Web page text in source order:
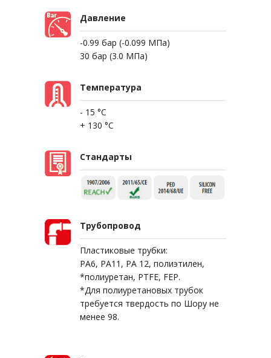
Давление
-0.99 бар (-0.099 МПа)
30 бар (3.0 МПа)
Температура
- 15 °C
+ 130 °C
Стандарты
Трубопровод
Пластиковые трубки:
PA6, PA11, PA 12, полиэтилен,
*полиуретан, PTFE, FEP.
*Для полиуретановых трубок
требуется твердость по Шору не
менее 98.